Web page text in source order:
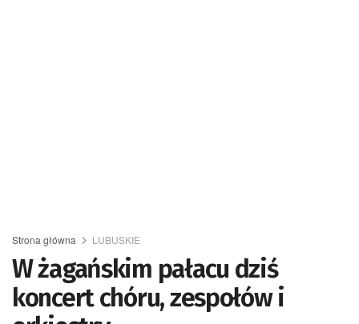
Strona główna LUBUSKIE
W żagańskim pałacu dziś
koncert chóru, zespołów i